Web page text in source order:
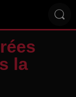
la